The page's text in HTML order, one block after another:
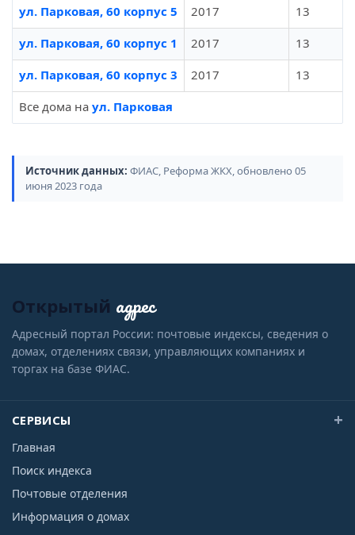
ул. Парковая, 60 корпус 5
2017
13
ул. Парковая, 60 корпус 1
2017
13
ул. Парковая, 60 корпус 3
2017
13
Все дома на ул. Парковая
Источник данных: ФИАС, Реформа ЖКХ, обновлено 05
июня 2023 года
Открытый адрес
Адресный портал России: почтовые индексы, сведения о
домах, отделениях связи, управляющих компаниях и
торгах на базе ФИАС.
СЕРВИСЫ
Главная
Поиск индекса
Почтовые отделения
Информация о домах